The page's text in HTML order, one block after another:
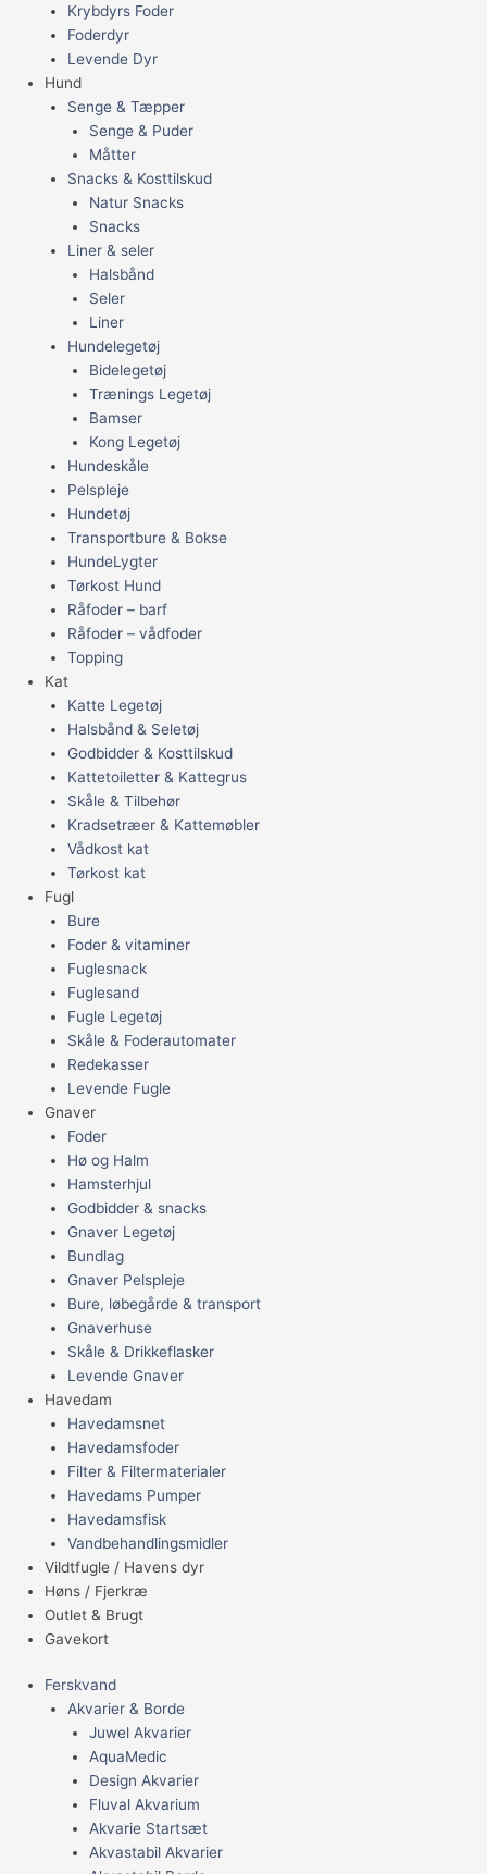
Krybdyrs Foder
Foderdyr
Levende Dyr
Hund
Senge & Tæpper
Senge & Puder
Måtter
Snacks & Kosttilskud
Natur Snacks
Snacks
Liner & seler
Halsbånd
Seler
Liner
Hundelegetøj
Bidelegetøj
Trænings Legetøj
Bamser
Kong Legetøj
Hundeskåle
Pelspleje
Hundetøj
Transportbure & Bokse
HundeLygter
Tørkost Hund
Råfoder – barf
Råfoder – vådfoder
Topping
Kat
Katte Legetøj
Halsbånd & Seletøj
Godbidder & Kosttilskud
Kattetoiletter & Kattegrus
Skåle & Tilbehør
Kradsetræer & Kattemøbler
Vådkost kat
Tørkost kat
Fugl
Bure
Foder & vitaminer
Fuglesnack
Fuglesand
Fugle Legetøj
Skåle & Foderautomater
Redekasser
Levende Fugle
Gnaver
Foder
Hø og Halm
Hamsterhjul
Godbidder & snacks
Gnaver Legetøj
Bundlag
Gnaver Pelspleje
Bure, løbegårde & transport
Gnaverhuse
Skåle & Drikkeflasker
Levende Gnaver
Havedam
Havedamsnet
Havedamsfoder
Filter & Filtermaterialer
Havedams Pumper
Havedamsfisk
Vandbehandlingsmidler
Vildtfugle / Havens dyr
Høns / Fjerkræ
Outlet & Brugt
Gavekort
Ferskvand
Akvarier & Borde
Juwel Akvarier
AquaMedic
Design Akvarier
Fluval Akvarium
Akvarie Startsæt
Akvastabil Akvarier